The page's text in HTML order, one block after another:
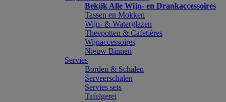
Bekijk Alle Wijn- en Drankaccessoires
Tassen en Mokken
Wijn- & Waterglazen
Theepotten & Cafetières
Wijnaccessoires
Nieuw Binnen
Servies
Borden & Schalen
Serveerschalen
Servies sets
Tafelgerei